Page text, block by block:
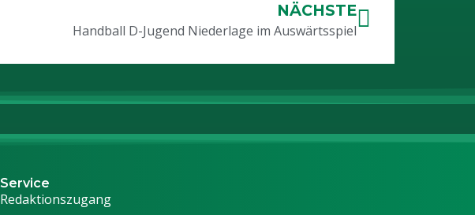
NÄCHSTE
Handball D-Jugend Niederlage im Auswärtsspiel
Service
Redaktionszugang